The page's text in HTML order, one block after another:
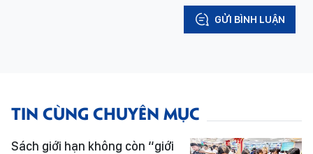
GỬI BÌNH LUẬN
TIN CÙNG CHUYÊN MỤC
Sách giới hạn không còn “giới